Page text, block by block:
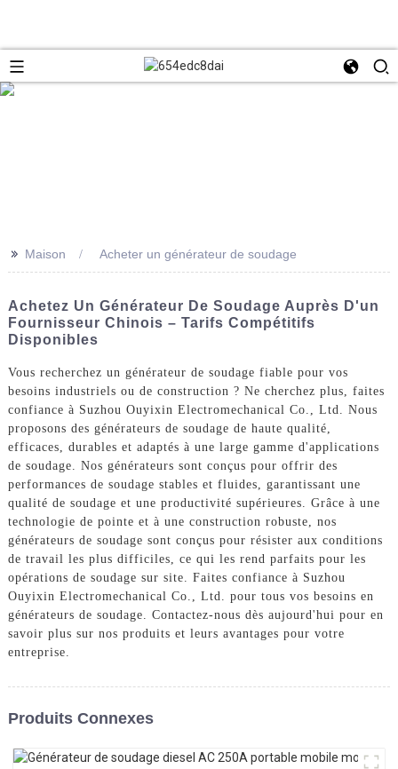
>> Maison Acheter un générateur de soudage
Achetez Un Générateur De Soudage Auprès D'un
Fournisseur Chinois – Tarifs Compétitifs
Disponibles
Vous recherchez un générateur de soudage fiable pour vos
besoins industriels ou de construction ? Ne cherchez plus, faites
confiance à Suzhou Ouyixin Electromechanical Co., Ltd. Nous
proposons des générateurs de soudage de haute qualité,
efficaces, durables et adaptés à une large gamme d'applications
de soudage. Nos générateurs sont conçus pour offrir des
performances de soudage stables et fluides, garantissant une
qualité de soudage et une productivité supérieures. Grâce à une
technologie de pointe et à une construction robuste, nos
générateurs de soudage sont conçus pour résister aux conditions
de travail les plus difficiles, ce qui les rend parfaits pour les
opérations de soudage sur site. Faites confiance à Suzhou
Ouyixin Electromechanical Co., Ltd. pour tous vos besoins en
générateurs de soudage. Contactez-nous dès aujourd'hui pour en
savoir plus sur nos produits et leurs avantages pour votre
entreprise.
Produits Connexes